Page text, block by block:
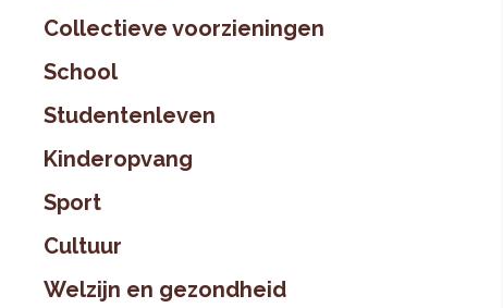
Collectieve voorzieningen
School
Studentenleven
Kinderopvang
Sport
Cultuur
Welzijn en gezondheid